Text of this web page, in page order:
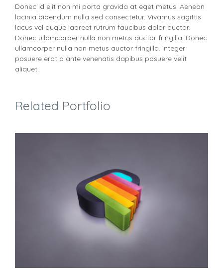
Donec id elit non mi porta gravida at eget metus. Aenean
lacinia bibendum nulla sed consectetur. Vivamus sagittis
lacus vel augue laoreet rutrum faucibus dolor auctor.
Donec ullamcorper nulla non metus auctor fringilla. Donec
ullamcorper nulla non metus auctor fringilla. Integer
posuere erat a ante venenatis dapibus posuere velit
aliquet.
Related Portfolio